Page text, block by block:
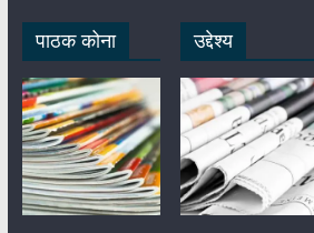
पाठक कोना उद्देश्य